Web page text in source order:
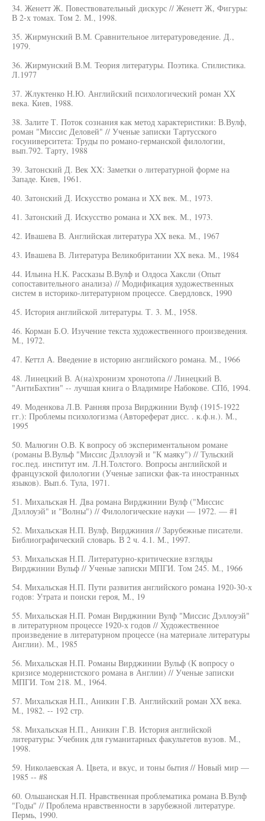
34. Женетт Ж. Повествовательный дискурс // Женетт Ж, Фигуры:
В 2-х томах. Том 2. М., 1998.
35. Жирмунский В.М. Сравнительное литературоведение. Д.,
1979.
36. Жирмунский В.М. Теория литературы. Поэтика. Стилистика.
Л.1977
37. Жлуктенко Н.Ю. Английский психологический роман XX
века. Киев, 1988.
38. Залите Т. Поток сознания как метод характеристики: В.Вулф,
роман "Миссис Деловей" // Ученые записки Тартусского
госуниверситета: Труды по романо-германской филологии,
вып.792. Тарту, 1988
39. Затонский Д. Век XX: Заметки о литературной форме на
Западе. Киев, 1961.
40. Затонский Д. Искусство романа и XX век. М., 1973.
41. Затонский Д. Искусство романа и XX век. М., 1973.
42. Ивашева В. Английская литература XX века. М., 1967
43. Ивашева В. Литература Великобритании XX века. М., 1984
44. Ильина Н.К. Рассказы В.Вулф и Олдоса Хаксли (Опыт
сопоставительного анализа) // Модификация художественных
систем в историко-литературном процессе. Свердловск, 1990
45. История английской литературы. Т. 3. М., 1958.
46. Корман Б.О. Изучение текста художественного произведения.
М., 1972.
47. Кеттл А. Введение в историю английского романа. М., 1966
48. Линецкий В. А(на)хронизм хронотопа // Линецкий В.
"АнтиБахтин" -- лучшая книга о Владимире Набокове. СПб, 1994.
49. Моденкова Л.В. Ранняя проза Вирджинии Вулф (1915-1922
гг.): Проблемы психологизма (Автореферат дисс. . к.ф.н.). М.,
1995
50. Малюгин О.В. К вопросу об экспериментальном романе
(романы В.Вульф "Миссис Дэллоуэй и "К маяку") // Тульский
гос.пед. институт им. Л.Н.Толстого. Вопросы английской и
французской филологии (Ученые записки фак-та иностранных
языков). Вып.6. Тула, 1971.
51. Михальская Н. Два романа Вирджинии Вулф ("Миссис
Дэллоуэй" и "Волны") // Филологические науки — 1972. — #1
52. Михальская Н.П. Вулф, Вирджиния // Зарубежные писатели.
Библиографический словарь. В 2 ч. 4.1. М., 1997.
53. Михальская Н.П. Литературно-критические взгляды
Вирджинии Вульф // Ученые записки МПГИ. Том 245. М., 1966
54. Михальская Н.П. Пути развития английского романа 1920-30-х
годов: Утрата и поиски героя, М., 19
55. Михальская Н.П. Роман Вирджинии Вулф "Миссис Дэллоуэй"
в литературном процессе 1920-х годов // Художественное
произведение в литературном процессе (на материале литературы
Англии). М., 1985
56. Михальская Н.П. Романы Вирджинии Вульф (К вопросу о
кризисе модернистского романа в Англии) // Ученые записки
МПГИ. Том 218. М., 1964.
57. Михальская Н.П., Аникин Г.В. Английский роман XX века.
М., 1982. -- 192 стр.
58. Михальская Н.П., Аникин Г.В. История английской
литературы: Учебник для гуманитарных факультетов вузов. М.,
1998.
59. Николаевская А. Цвета, и вкус, и тоны бытия // Новый мир —
1985 -- #8
60. Ольшанская Н.П. Нравственная проблематика романа В.Вулф
"Годы" // Проблема нравственности в зарубежной литературе.
Пермь, 1990.